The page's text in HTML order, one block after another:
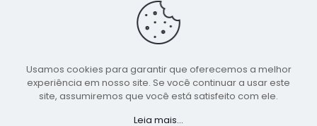
Centro, São Bento do Una - PE. CEP: 553370-128
TELEFONE: (81) 99548-1569
E-MAIL: ouvidoria@saobentodouna.pe.gov.br
Copyright 2021-2026 - Assessoria de Comunicação da
Prefeitura de São Bento do Una - PE
Usamos cookies para garantir que oferecemos a melhor
experiência em nosso site. Se você continuar a usar este
site, assumiremos que você está satisfeito com ele.
Leia mais...